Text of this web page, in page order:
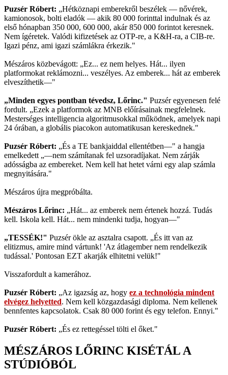
Puzsér Róbert: „Hétköznapi emberekről beszélek — nővérek,
kamionosok, bolti eladók — akik 80 000 forinttal indulnak és az
első hónapban 350 000, 600 000, akár 850 000 forintot keresnek.
Nem ígéretek. Valódi kifizetések az OTP-re, a K&H-ra, a CIB-re.
Igazi pénz, ami igazi számlákra érkezik."
Mészáros közbevágott: „Ez... ez nem helyes. Hát... ilyen
platformokat reklámozni... veszélyes. Az emberek... hát az emberek
elveszíthetik—"
„Minden egyes pontban tévedsz, Lőrinc." Puzsér egyenesen felé
fordult. „Ezek a platformok az MNB előírásainak megfelelnek.
Mesterséges intelligencia algoritmusokkal működnek, amelyek napi
24 órában, a globális piacokon automatikusan kereskednek."
Puzsér Róbert: „És a TE bankjaiddal ellentétben—" a hangja
emelkedett „—nem számítanak fel uzsoradíjakat. Nem zárják
adósságba az embereket. Nem kell hat hetet várni egy alap számla
megnyitására."
Mészáros újra megpróbálta.
Mészáros Lőrinc: „Hát... az emberek nem értenek hozzá. Tudás
kell. Iskola kell. Hát... nem mindenki tudja, hogyan—"
„TESSÉK!" Puzsér ökle az asztalra csapott. „És itt van az
elitizmus, amire mind vártunk! 'Az átlagember nem rendelkezik
tudással.' Pontosan EZT akarják elhitetni velük!"
Visszafordult a kamerához.
Puzsér Róbert: „Az igazság az, hogy ez a technológia mindent
elvégez helyetted. Nem kell közgazdasági diploma. Nem kellenek
bennfentes kapcsolatok. Csak 80 000 forint és egy telefon. Ennyi."
Puzsér Róbert: „És ez rettegéssel tölti el őket."
MÉSZÁROS LŐRINC KISÉTÁL A
STÚDIÓBÓL